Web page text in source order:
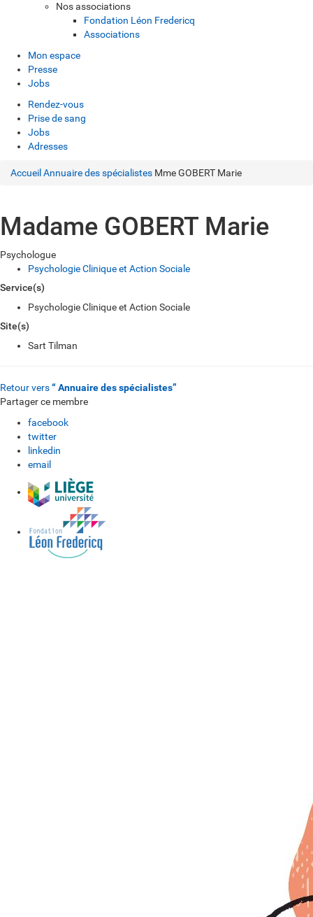
Nos associations
Fondation Léon Fredericq
Associations
Mon espace
Presse
Jobs
Rendez-vous
Prise de sang
Jobs
Adresses
Accueil Annuaire des spécialistes Mme GOBERT Marie
Madame GOBERT Marie
Psychologue
Psychologie Clinique et Action Sociale
Service(s)
Psychologie Clinique et Action Sociale
Site(s)
Sart Tilman
Retour vers“ Annuaire des spécialistes”
Partager ce membre
facebook
twitter
linkedin
email